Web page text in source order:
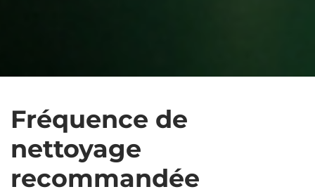
Fréquence de
nettoyage
recommandée